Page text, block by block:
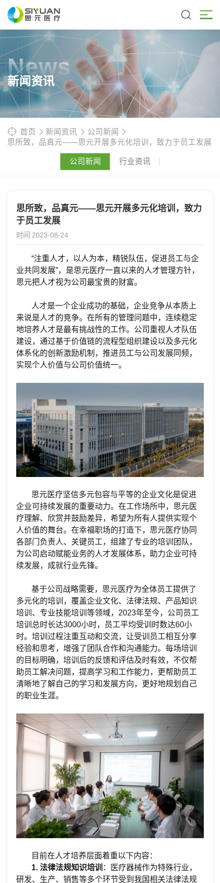
News
新闻资讯
首页 新闻资讯
公司新闻
思所致，品真元——思元开展多元化培训，致力于员工发展
公司新闻 行业资讯
思所致，品真元——思元开展多元化培训，致力
于员工发展
时间:2023-08-24
“注重人才，以人为本，精锐队伍，促进员工与企
业共同发展”，是思元医疗一直以来的人才管理方针，
思元把人才视为公司最宝贵的财富。
人才是一个企业成功的基础， 企业竞争从本质上
来说是人才的竞争。在所有的管理问题中，连续稳定
地培养人才是最有挑战性的工作。公司重视人才队伍
建设，通过基于价值链的流程型组织建设以及多元化
体系化的创新激励机制，推进员工与公司发展同频，
实现个人价值与公司价值统一。
思元医疗坚信多元包容与平等的企业文化是促进
企业可持续发展的重要动力。在工作场所中，思元医
疗理解、欣赏并鼓励差异，希望为所有人提供实现个
人价值的舞台。在幸福职场的打造下，思元医疗协同
各部门 负责人、 关键员工，组建了专业的培训团队，
为公司启动赋能业务的人才发展体系，助力企业可持
续发展，成就行业先锋。
基于公司战略需要，思元医疗为全体员工提供了
多元化的培训，覆盖企业文化、法律法规、产品知识
培训、专业技能培训等领域， 2023年至今，公司员工
培训总时长达3000小时，员工平均受训时数达60小
时。培训过程注重互动和交流，让受训员工相互分享
经验和思考，增强了团队合作和沟通能力。每场培训
的目标明确，培训后的反馈和评估及时有效，不仅帮
助员工解决问题，提高学习和工作能力，更帮助员工
清晰地了解自己的学习和发展方向，更好地规划自己
的职业生涯。
目前在人才培养层面着重以下内容：
1. 法律法规知识培训 ： 医疗器械作为特殊行业，
研发、生产、销售等多个环节受到我国相关法律法规